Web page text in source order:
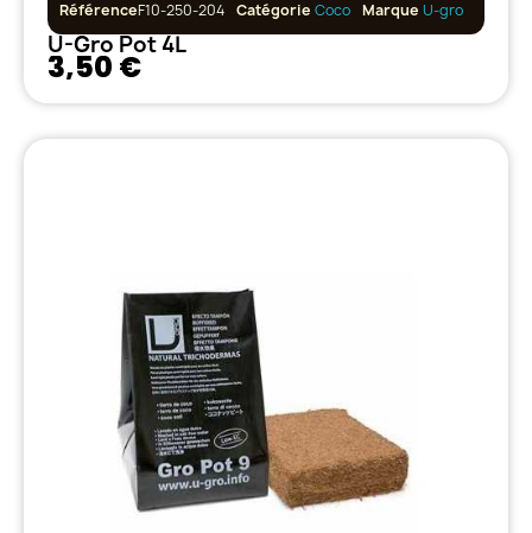
RéférenceF10-250-204 Catégorie Coco Marque U-gro
U-Gro Pot 4L
3,50 €